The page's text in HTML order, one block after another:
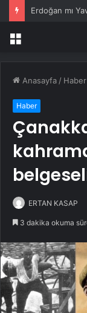
Menü
Anasayfa / Haber
Haber
ERTAN KASAP
3 dakika okuma